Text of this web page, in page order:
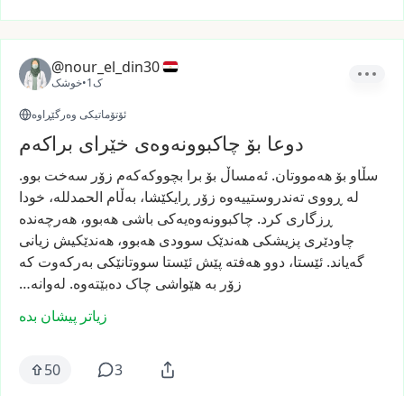
@nour_el_din30
خوشک• 1ک
ئۆتۆماتیکی وەرگێڕاوە
دوعا بۆ چاکبوونەوەی خێرای براکەم
سڵاو بۆ هەمووتان. ئەمساڵ بۆ برا بچووکەکەم زۆر سەخت بوو.
لە ڕووی تەندروستییەوە زۆر ڕایکێشا، بەڵام الحمدلله، خودا
ڕزگاری کرد. چاکبوونەوەیەکی باشی هەبوو، هەرچەندە
چاودێری پزیشکی هەندێک سوودی هەبوو، هەندێکیش زیانی
گەیاند. ئێستا، دوو هەفتە پێش ئێستا سووتانێکی بەرکەوت کە
زۆر بە هێواشی چاک دەبێتەوە. لەوانە…
زیاتر پیشان بدە
50 3